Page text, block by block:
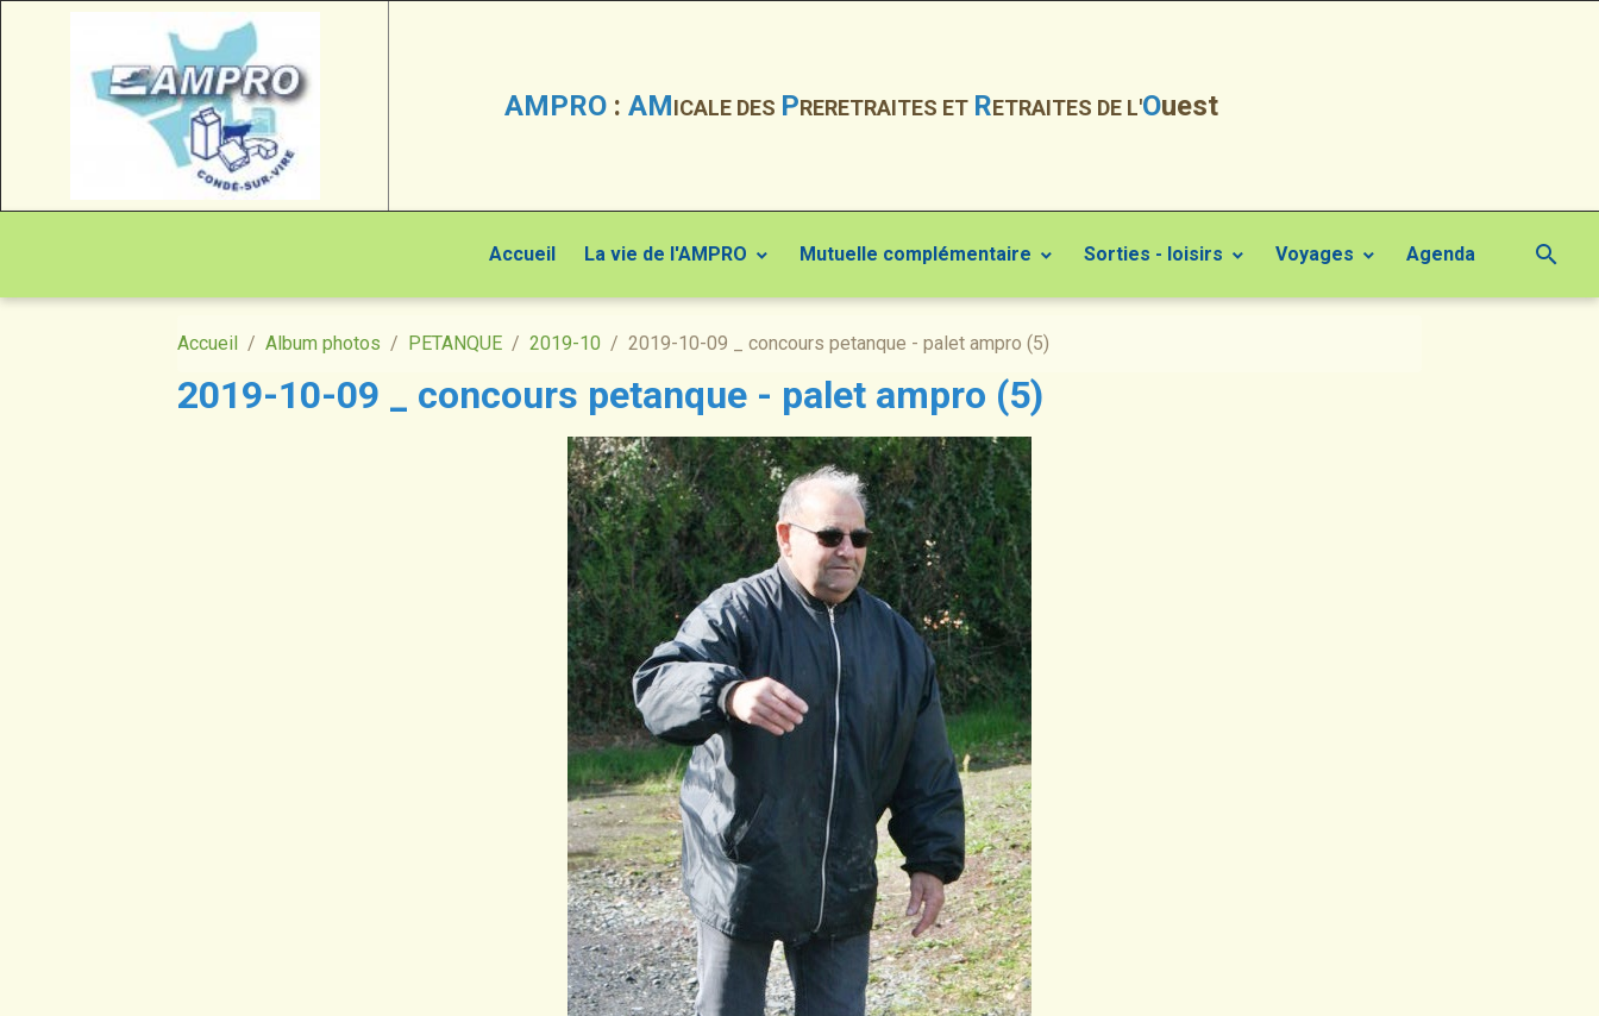
AMPRO : AMICALE DES PRERETRAITES ET RETRAITES DE L'Ouest
Accueil La vie de l'AMPRO Mutuelle complémentaire Sorties - loisirs Voyages Agenda
Accueil Album photos PETANQUE 2019-10 2019-10-09 _ concours petanque - palet ampro (5)
2019-10-09 _ concours petanque - palet ampro (5)